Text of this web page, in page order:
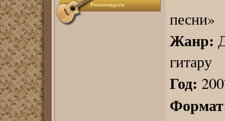
Рекомендуем
песни»
Жанр:
гитару
Год: